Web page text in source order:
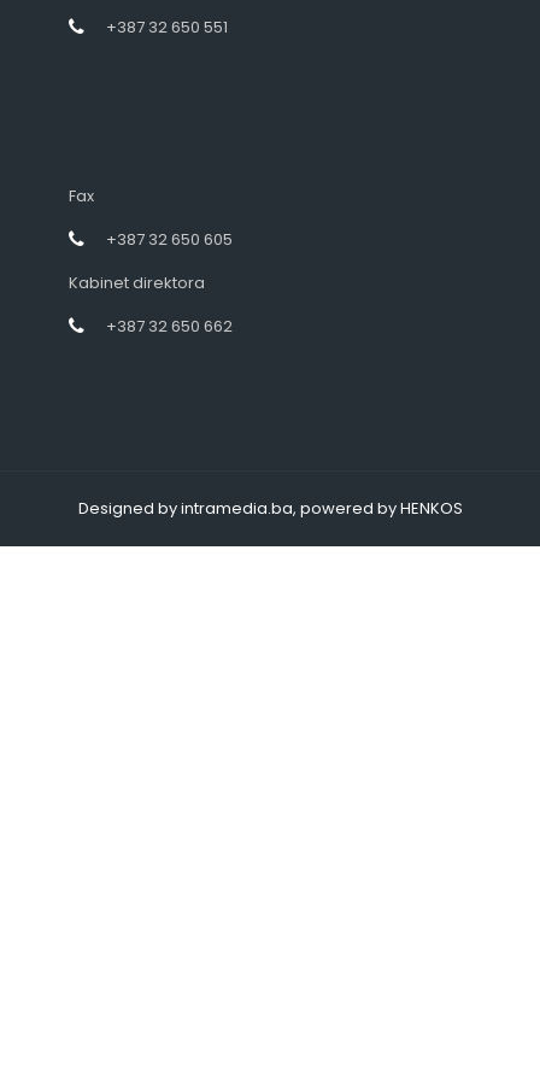
+387 32 650 551
Fax
+387 32 650 605
Kabinet direktora
+387 32 650 662
Designed by intramedia.ba, powered by HENKOS